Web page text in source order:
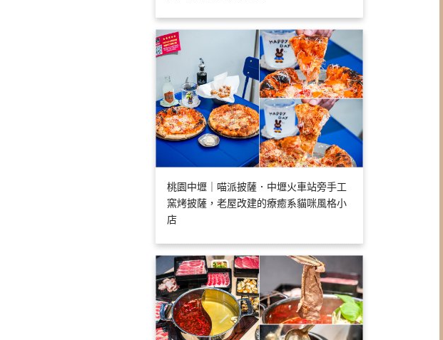
桃園中壢｜喵派披薩．中壢火車站旁手工
窯烤披薩，老屋改建的療癒系貓咪風格小
店